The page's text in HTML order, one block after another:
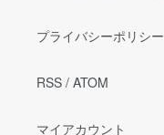
プライバシーポリシー
RSS / ATOM
マイアカウント